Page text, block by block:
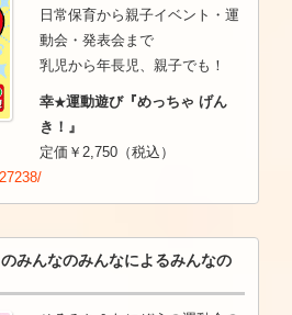
日常保育から親子イベント・運
動会・発表会まで
乳児から年長児、親子でも！
幸★運動遊び『めっちゃ げん
き！』
定価￥2,750（税込）
のみんなのみんなによるみんなの